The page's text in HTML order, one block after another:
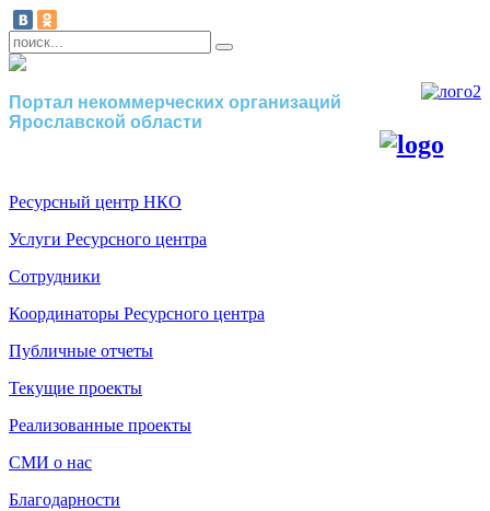
Портал некоммерческих организаций
Ярославской области
Ресурсный центр НКО
Услуги Ресурсного центра
Сотрудники
Координаторы Ресурсного центра
Публичные отчеты
Текущие проекты
Реализованные проекты
СМИ о нас
Благодарности